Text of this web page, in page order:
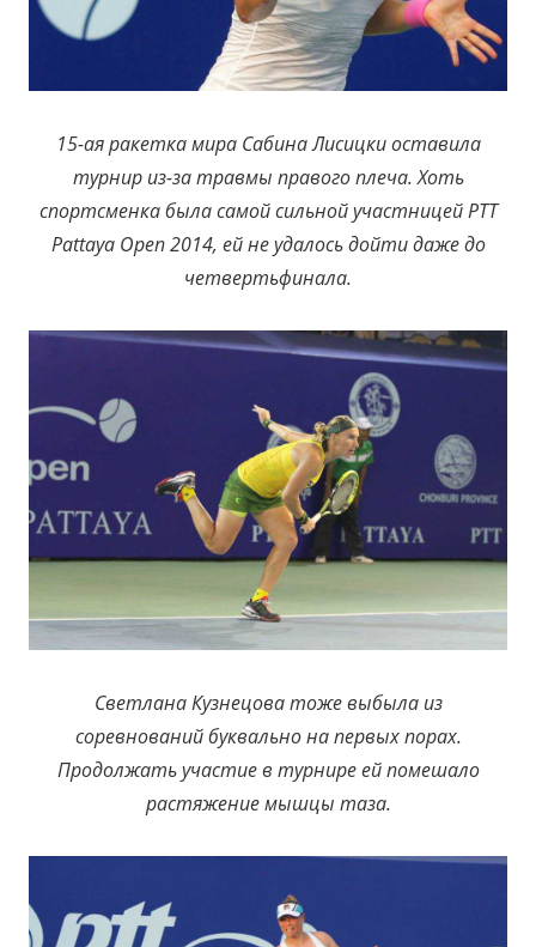
15-ая ракетка мира Сабина Лисицки оставила
турнир из-за травмы правого плеча. Хоть
спортсменка была самой сильной участницей PTT
Pattaya Open 2014, ей не удалось дойти даже до
четвертьфинала.
Светлана Кузнецова тоже выбыла из
соревнований буквально на первых порах.
Продолжать участие в турнире ей помешало
растяжение мышцы таза.